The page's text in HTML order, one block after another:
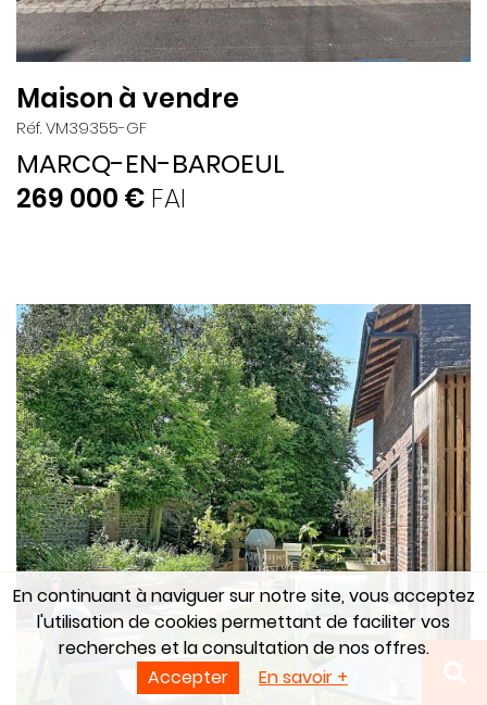
En continuant à naviguer sur notre site, vous acceptez
l'utilisation de cookies permettant de faciliter vos
recherches et la consultation de nos offres.
Accepter
En savoir +
Maison à vendre
Réf. VM39355-GF
MARCQ-EN-BAROEUL
269 000 € FAI